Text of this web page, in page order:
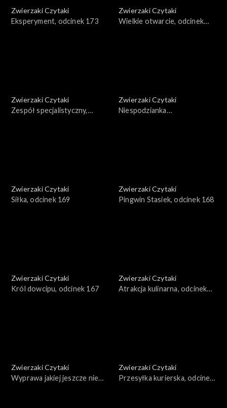
Zwierzaki Czytaki
Eksperyment, odcinek 173
Zwierzaki Czytaki
Wielkie otwarcie, odcinek
Zwierzaki Czytaki
Zespół specjalistyczny,
Zwierzaki Czytaki
Niespodzianka
Zwierzaki Czytaki
Siłka, odcinek 169
Zwierzaki Czytaki
Pingwin Stasiek, odcinek 168
Zwierzaki Czytaki
Król dowcipu, odcinek 167
Zwierzaki Czytaki
Atrakcja kulinarna, odcinek
Zwierzaki Czytaki
Wyprawa jakiej jeszcze nie
Zwierzaki Czytaki
Przesyłka kurierska, odcinek